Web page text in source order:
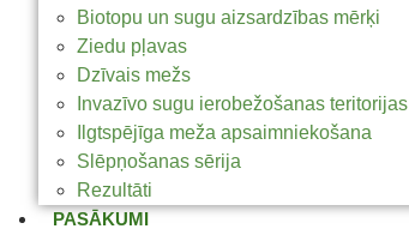
Biotopu un sugu aizsardzības mērķi
Ziedu pļavas
Dzīvais mežs
Invazīvo sugu ierobežošanas teritorijas
Ilgtspējīga meža apsaimniekošana
Slēpņošanas sērija
Rezultāti
PASĀKUMI